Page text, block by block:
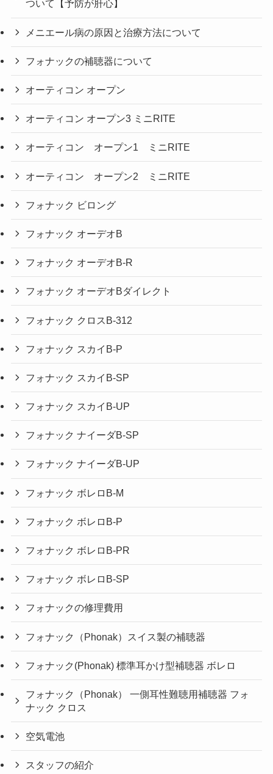
ついて【予防が肝心】
メニエール病の原因と治療方法について
フォナックの補聴器について
オーティコン オープン
オーティコン オープン3 ミニRITE
オーティコン オープン1 ミニRITE
オーティコン オープン2 ミニRITE
フォナック ビロング
フォナック オーデオB
フォナック オーデオB-R
フォナック オーデオBダイレクト
フォナック クロスB-312
フォナック スカイB-P
フォナック スカイB-SP
フォナック スカイB-UP
フォナック ナイーダB-SP
フォナック ナイーダB-UP
フォナック ボレロB-M
フォナック ボレロB-P
フォナック ボレロB-PR
フォナック ボレロB-SP
フォナックの修理費用
フォナック（Phonak）スイス製の補聴器
フォナック(Phonak) 標準耳かけ型補聴器 ボレロ
フォナック（Phonak） 一側耳性難聴用補聴器 フォ
ナック クロス
空気電池
スタッフの紹介